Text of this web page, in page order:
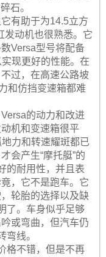
石。
有助于为14.5立方
发动机也很熟悉。它
Versa型号将配备
现更好的性能。在
过，在高速公路坡
和仿挡变速箱都难
的动力和改进
机和变速箱很平
力和转速耀斑都已
会产生“摩托艇”的
的耐用性，并且表
，它不是跑车。它
轮胎的选择以及缺
了。车身似乎足够
或弯曲，但汽车仍
弯线。
格不错，但是不再